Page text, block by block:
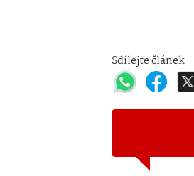
Sdílejte článek